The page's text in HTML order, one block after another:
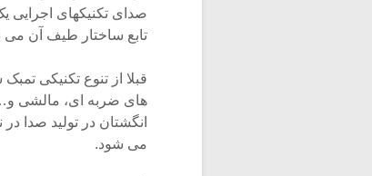
صدای تکنیکهای
تابع ساختار طیف آن می
قبلا از تنوع تکنیکی
های ضربه ای، مالشی
انگشتان در تولید صدا
می شود.